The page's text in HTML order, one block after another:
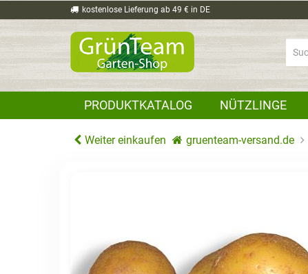
kostenlose Lieferung ab 49 € in DE
PRODUKTKATALOG NÜTZLINGE
Weiter einkaufen gruenteam-versand.de